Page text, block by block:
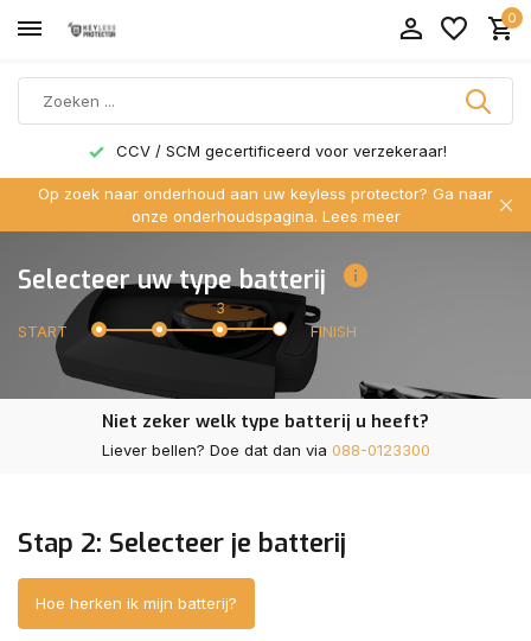
0
CCV / SCM gecertificeerd voor verzekeraar!
Op zoek naar onderhoud aan uw keyless protector? Ga naar
onze onderhoudspagina. Lees meer
Selecteer uw type batterij
START
3
FINISH
Niet zeker welk type batterij u heeft?
Liever bellen? Doe dat dan via 088-0123300
Stap 2: Selecteer je batterij
Hoe herken ik mijn batterij?